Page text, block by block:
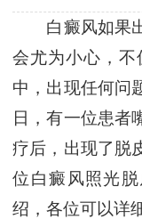
白癜风如果出
会尤为小心，
中，出现任何问
日，有一位患者
疗后，出现了脱
位白癜风照光
绍，各位可以详